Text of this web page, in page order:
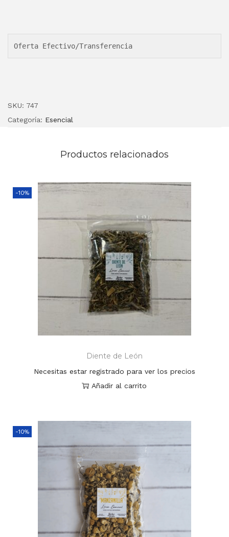
Oferta Efectivo/Transferencia
SKU: 747
Categoría: Esencial
Productos relacionados
-10%
Diente de León
Necesitas estar registrado para ver los precios
Añadir al carrito
-10%